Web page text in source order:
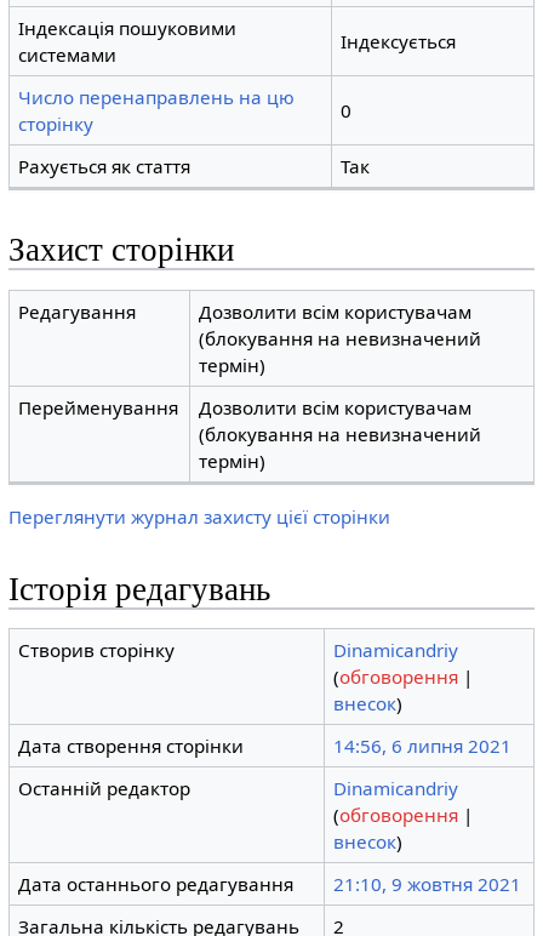
Індексація пошуковими
системами
Індексується
Число перенаправлень на цю
сторінку
0
Рахується як стаття Так
Захист сторінки
Редагування
Дозволити всім користувачам
(блокування на невизначений
термін)
Перейменування
Дозволити всім користувачам
(блокування на невизначений
термін)
Переглянути журнал захисту цієї сторінки
Історія редагувань
Створив сторінку
Dinamicandriy
(обговорення |
внесок)
Дата створення сторінки
14:56, 6 липня 2021
Останній редактор
Dinamicandriy
(обговорення |
внесок)
Дата останнього редагування
21:10, 9 жовтня 2021
Загальна кількість редагувань
2